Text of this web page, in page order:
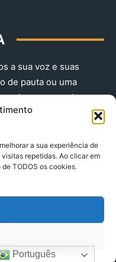
a sua experiência de
repetidas. Ao clicar em
TODOS os cookies.
a sua voz e suas
de pauta ou uma
nos agora!
0001-36 End .
Fernandez – Sala
66045.315
Português